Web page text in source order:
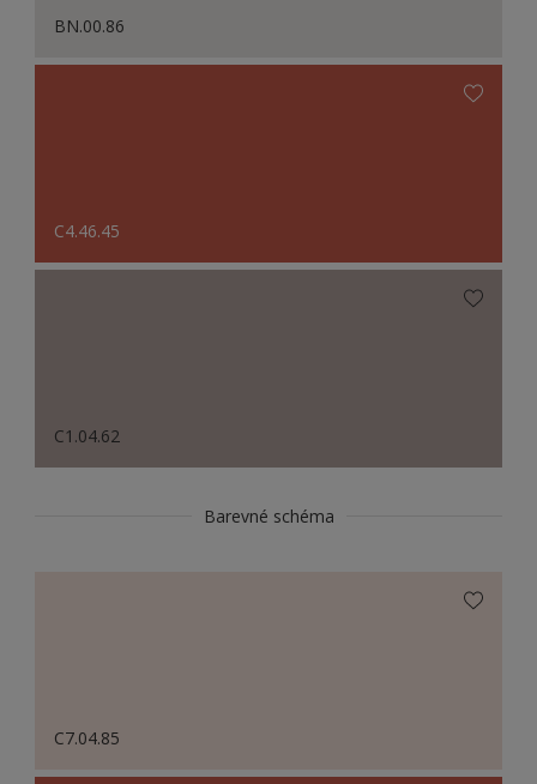
BN.00.86
C4.46.45
C1.04.62
Barevné schéma
C7.04.85